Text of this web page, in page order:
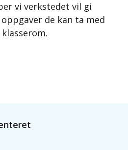
vi verkstedet vil gi
de kan ta med